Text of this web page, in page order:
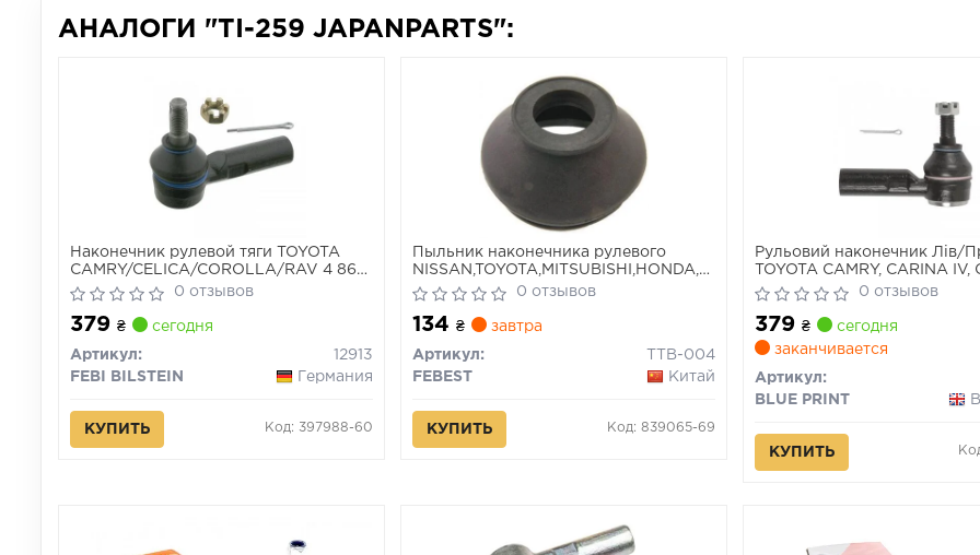
АНАЛОГИ "TI-259 JAPANPARTS":
Наконечник рулевой тяги TOYOTA
CAMRY/CELICA/COROLLA/RAV 4 86-
передн.лев./прав.0 отзывов
379 ₴ сегодня
Артикул:
12913
FEBI BILSTEIN
Германия
КУПИТЬ Код: 397988-60
Пыльник наконечника рулевого
NISSAN,TOYOTA,MITSUBISHI,HONDA,MAZDA
(47X20X30)
0 отзывов
134 ₴ завтра
Артикул:
TTB-004
FEBEST
Китай
КУПИТЬ Код: 839065-69
Рульовий наконечник Лів/
TOYOTA CAMRY, CARINA IV,
COROLLA, COROLLA FX,
VIOS / SOLUNA VIOS, YARIS
05.83-06.20
0 отзывов
379 ₴
сегодня
заканчивается
Артикул:
BLUE PRINT
КУПИТЬ